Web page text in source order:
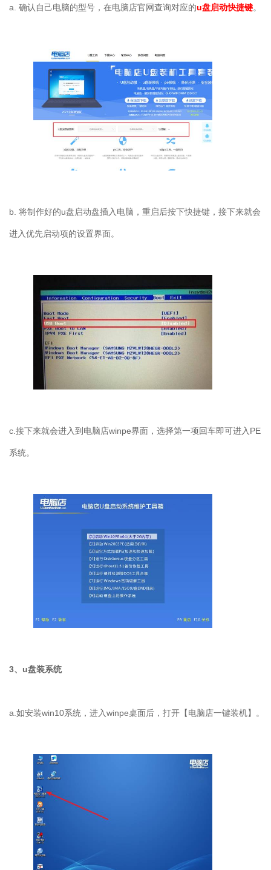
a. 确认自己电脑的型号，在电脑店官网查询对应的u盘启动快捷键。
b. 将制作好的u盘启动盘插入电脑，重启后按下快捷键，接下来就会
进入优先启动项的设置界面。
c.接下来就会进入到电脑店winpe界面，选择第一项回车即可进入PE
系统。
3、u盘装系统
a.如安装win10系统，进入winpe桌面后，打开【电脑店一键装机】。